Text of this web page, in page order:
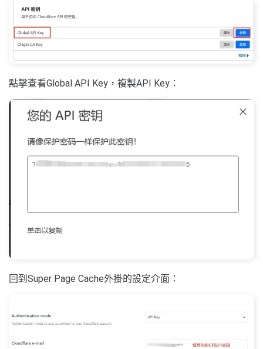
點擊查看Global API Key，複製API Key：
回到Super Page Cache外掛的設定介面：